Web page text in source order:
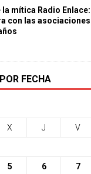
la mítica Radio
con las
FECHA
X J V
5 6 7